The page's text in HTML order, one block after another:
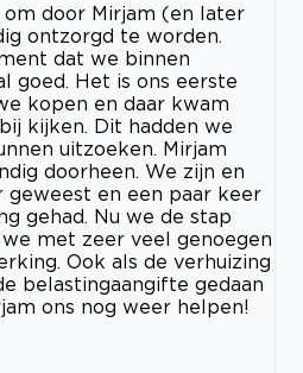
door Mirjam (en later
ontzorgd te worden.
dat we binnen
goed. Het is ons eerste
kopen en daar kwam
kijken. Dit hadden we
uitzoeken. Mirjam
doorheen. We zijn en
geweest en een paar keer
gehad. Nu we de stap
met zeer veel genoegen
Ook als de verhuizing
belastingaangifte gedaan
ons nog weer helpen!